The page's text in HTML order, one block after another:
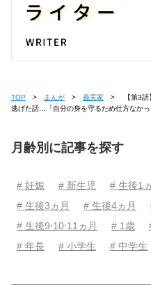
TOP まんが 義実家
逃げた話…「自分の身を守るため仕方なかっ
月齢別に記事を探す
# 妊娠 # 新生児 # 生後1
# 生後3ヵ月
# 生後4ヵ月
# 生後9⋅10⋅11ヵ月
# 1歳
# 年長
# 小学生 # 中学生